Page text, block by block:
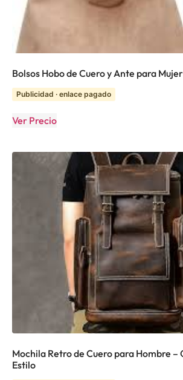
Bolsos Hobo de Cuero y Ante para Mujer
Publicidad · enlace pagado
Ver Precio
Mochila Retro de Cuero para Hombre –
Estilo